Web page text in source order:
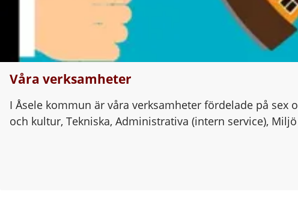
Våra verksamheter
I Åsele kommun är våra verksamheter fördelade på
och kultur, Tekniska, Administrativa (intern service),